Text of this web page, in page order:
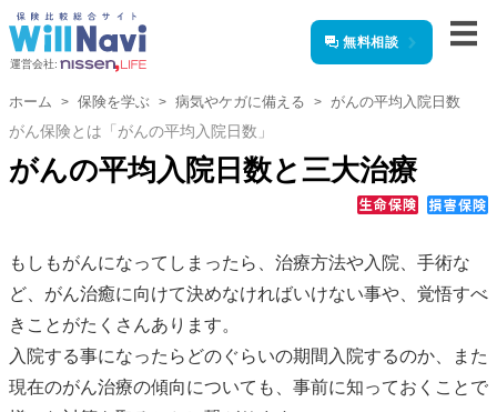
運営会社:
無料相談
ホーム 保険を学ぶ 病気やケガに備える がんの平均入院日数
がん保険とは「がんの平均入院日数」
がんの平均入院日数と三大治療
もしもがんになってしまったら、治療方法や入院、手術な
ど、がん治癒に向けて決めなければいけない事や、覚悟すべ
きことがたくさんあります。
入院する事になったらどのぐらいの期間入院するのか、また
現在のがん治療の傾向についても、事前に知っておくことで